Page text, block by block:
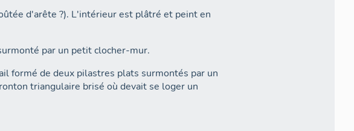
d'arête ?). L'intérieur est plâtré et peint en
par un petit clocher-mur.
formé de deux pilastres plats surmontés par un
triangulaire brisé où devait se loger un
croupe sur le chevet et est couvert